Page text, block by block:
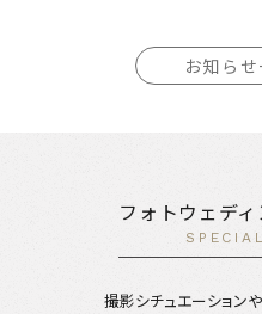
お知ら
フォトウェデ
撮影シチュエーション